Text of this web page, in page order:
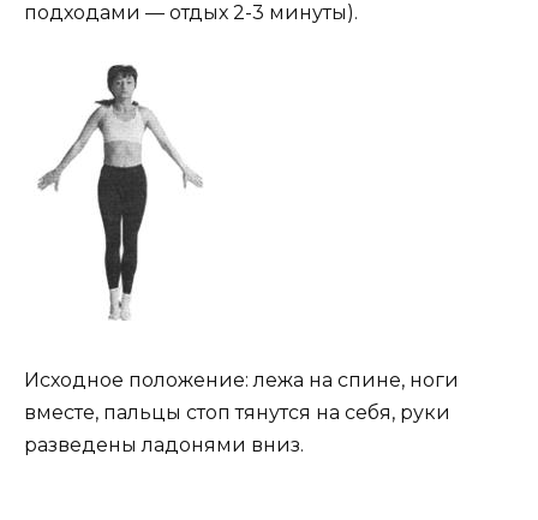
подходами — отдых 2-3 минуты).
Исходное положение: лежа на спине, ноги
вместе, пальцы стоп тянутся на себя, руки
разведены ладонями вниз.